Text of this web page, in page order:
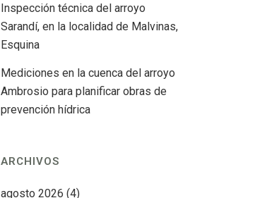
Inspección técnica del arroyo
Sarandí, en la localidad de Malvinas,
Esquina
Mediciones en la cuenca del arroyo
Ambrosio para planificar obras de
prevención hídrica
ARCHIVOS
agosto 2026 (4)